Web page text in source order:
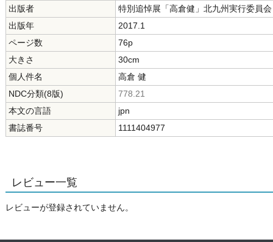
出版者
特別追悼展「高倉健」北九州実行委員会
出版年
2017.1
ページ数
76p
大きさ
30cm
個人件名
高倉 健
NDC分類(8版)
778.21
本文の言語
jpn
書誌番号
1111404977
レビュー一覧
レビューが登録されていません。